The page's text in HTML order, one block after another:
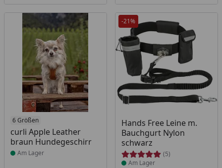
6 Größen
curli Apple Leather
braun Hundegeschirr
Produkt am Lager
Am Lager
-21%
Hands Free Leine m.
Bauchgurt Nylon
schwarz
(5)
Produkt am Lager
Am Lager